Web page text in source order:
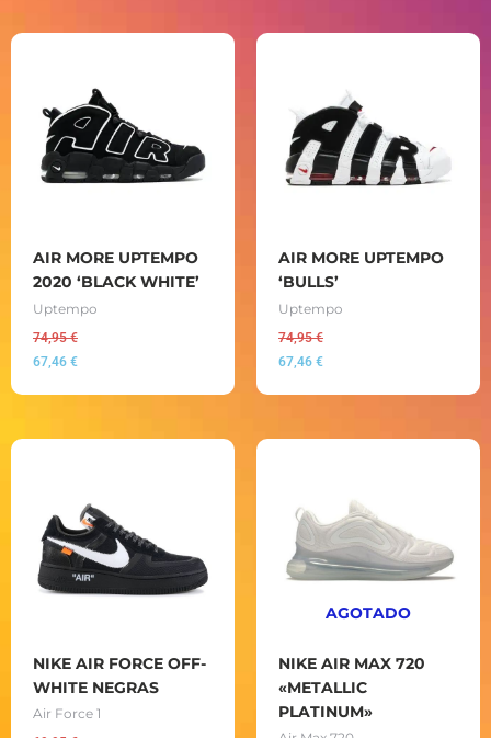
AIR MORE UPTEMPO
2020 ‘BLACK WHITE’
Uptempo
74,95€
67,46 €
AIR MORE UPTEMPO
‘BULLS’
Uptempo
74,95€
67,46 €
NIKE AIR FORCE OFF-
WHITE NEGRAS
Air Force 1
AGOTADO
NIKE AIR MAX 720
«METALLIC
PLATINUM»